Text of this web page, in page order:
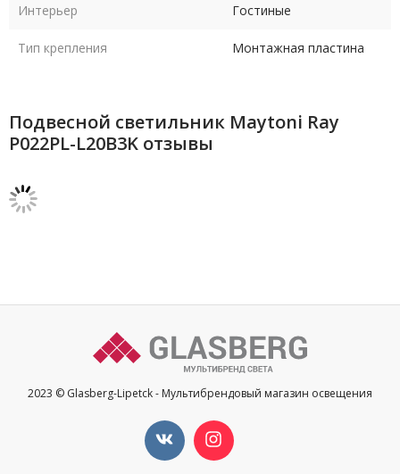
Интерьер Гостиные
Тип крепления Монтажная пластина
Подвесной светильник Maytoni Ray
P022PL-L20B3K отзывы
2023 © Glasberg-Lipetck - Мультибрендовый магазин освещения